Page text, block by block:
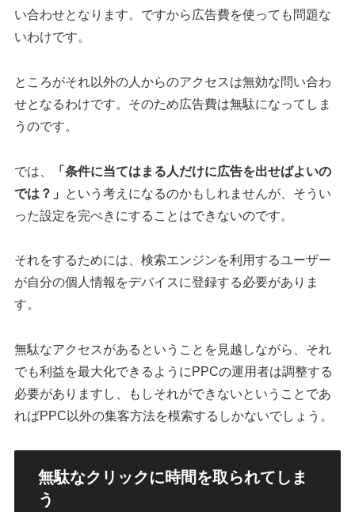
い合わせとなります。ですから広告費を使っても問題な
いわけです。
ところがそれ以外の人からのアクセスは無効な問い合わ
せとなるわけです。そのため広告費は無駄になってしま
うのです。
では、
「条件に当てはまる人だけに広告を出せばよいの
では？」
という考えになるのかもしれませんが、そうい
った設定を完ぺきにすることはできないのです。
それをするためには、検索エンジンを利用するユーザー
が自分の個人情報をデバイスに登録する必要がありま
す。
無駄なアクセスがあるということを見越しながら、それ
でも利益を最大化できるようにPPCの運用者は調整する
必要がありますし、もしそれができないということであ
ればPPC以外の集客方法を模索するしかないでしょう。
無駄なクリックに時間を取られてしま
う